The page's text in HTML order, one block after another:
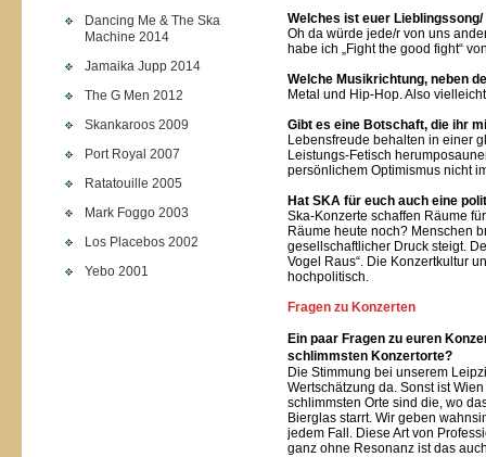
Dancing Me & The Ska
Machine 2014
Jamaika Jupp 2014
The G Men 2012
Skankaroos 2009
Port Royal 2007
Ratatouille 2005
Mark Foggo 2003
Los Placebos 2002
Yebo 2001
Welches ist euer Lieblingssong/
Oh da würde jede/r von uns
habe ich „Fight the good fight“
Welche Musikrichtung, neben
Metal und Hip-Hop. Also
Gibt es eine Botschaft, die ihr
Lebensfreude behalten in einer
Leistungs-Fetisch
persönlichem Optimismus nicht
Hat SKA für euch auch eine
Ska-Konzerte schaffen Räume
Räume heute noch? Menschen
gesellschaftlicher Druck steigt.
Vogel Raus“. Die Konzertkultur
hochpolitisch.
Fragen zu Konzerten
Ein paar Fragen zu euren
schlimmsten Konzertorte?
Die Stimmung bei unserem
Wertschätzung da. Sonst ist
schlimmsten Orte sind die, wo
Bierglas starrt. Wir geben
jedem Fall. Diese Art von
ganz ohne Resonanz ist das